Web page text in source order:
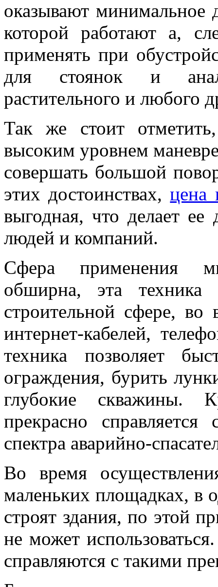
оказывают минимальное
которой работают а,
применять при
для стоянок и
растительного и любого
Так же стоит
высоким уровнем
совершать большой
этих достоинствах,цена
выгодная, что делает ее
людей и компаний.
Сфера применения
обширна, эта техника
строительной сфере, во
интернет-кабелей,
техника позволяет
ограждения, бурить
глубокие скважины.
прекрасно
спектра аварийно-
Во время
маленьких площадках, в
строят здания, по этой
не может
справляются с такими